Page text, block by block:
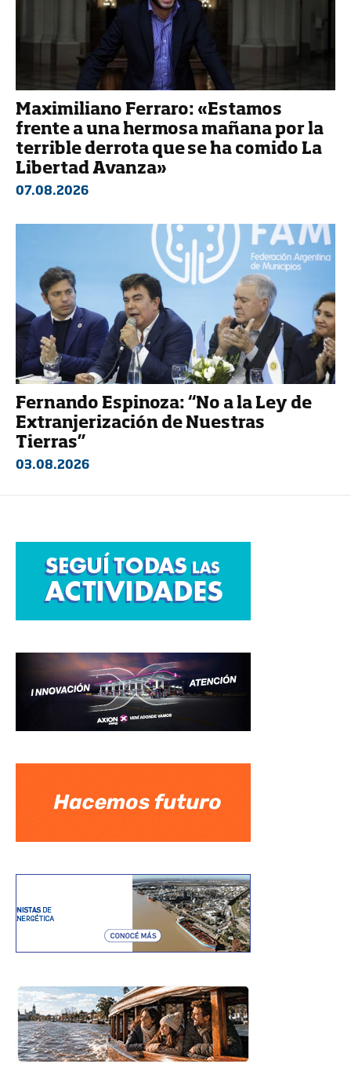
Maximiliano Ferraro: «Estamos
frente a una hermosa mañana por la
terrible derrota que se ha comido La
Libertad Avanza»
07.08.2026
Fernando Espinoza: “No a la Ley de
Extranjerización de Nuestras
Tierras”
03.08.2026